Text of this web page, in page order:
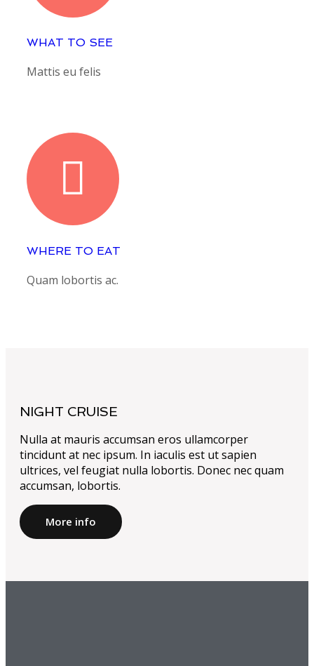
WHAT TO SEE
Mattis eu felis
WHERE TO EAT
Quam lobortis ac.
NIGHT CRUISE
Nulla at mauris accumsan eros ullamcorper
tincidunt at nec ipsum. In iaculis est ut sapien
ultrices, vel feugiat nulla lobortis. Donec nec quam
accumsan, lobortis.
More info